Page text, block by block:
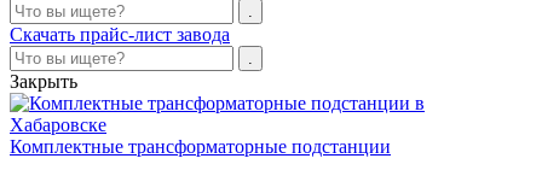
Скачать прайс-лист завода
Закрыть
Комплектные трансформаторные подстанции